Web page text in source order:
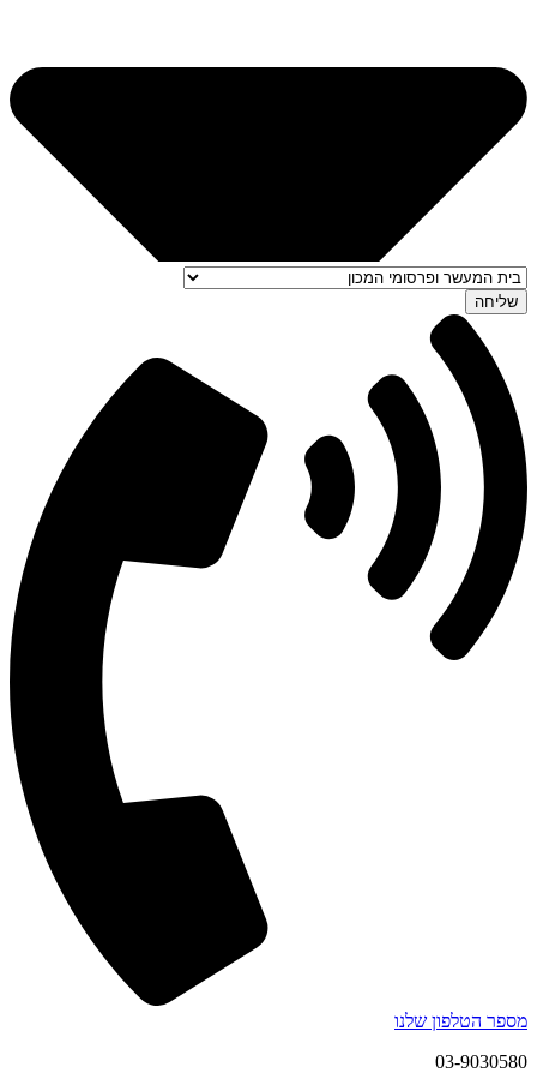
שליחה
מספר הטלפון שלנו
03-9030580